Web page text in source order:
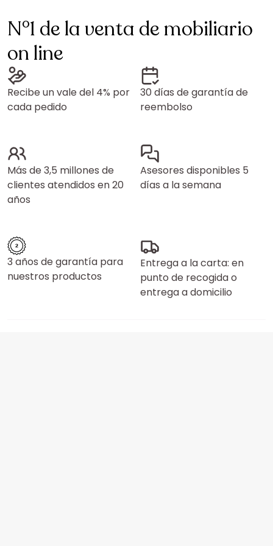
N°1 de la venta de mobiliario
on line
Recibe un vale del 4% por
cada pedido
30 días de garantía de
reembolso
Más de 3,5 millones de
clientes atendidos en 20
años
Asesores disponibles 5
días a la semana
3 años de garantía para
nuestros productos
Entrega a la carta: en
punto de recogida o
entrega a domicilio